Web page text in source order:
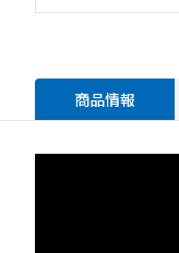
商品情報